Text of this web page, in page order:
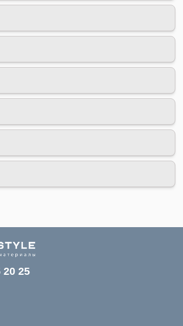
1 528
Керамогранит матовый Feeria
1 916
Керамогранит Feeria Empreror
600х600 матовый
Керамогранит матовый Feeria